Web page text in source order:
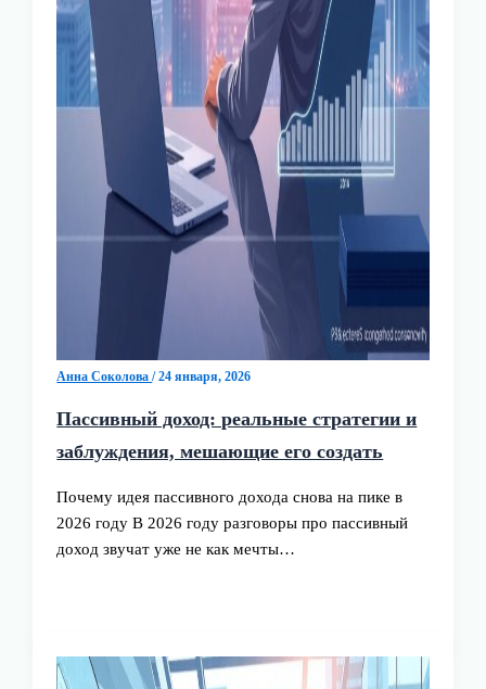
Анна Соколова/24 января, 2026
Пассивный доход: реальные стратегии и
заблуждения, мешающие его создать
Почему идея пассивного дохода снова на пике в
2026 году В 2026 году разговоры про пассивный
доход звучат уже не как мечты…